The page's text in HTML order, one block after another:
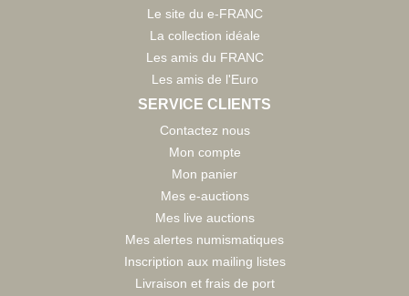
Le site du e-FRANC
La collection idéale
Les amis du FRANC
Les amis de l'Euro
SERVICE CLIENTS
Contactez nous
Mon compte
Mon panier
Mes e-auctions
Mes live auctions
Mes alertes numismatiques
Inscription aux mailing listes
Livraison et frais de port